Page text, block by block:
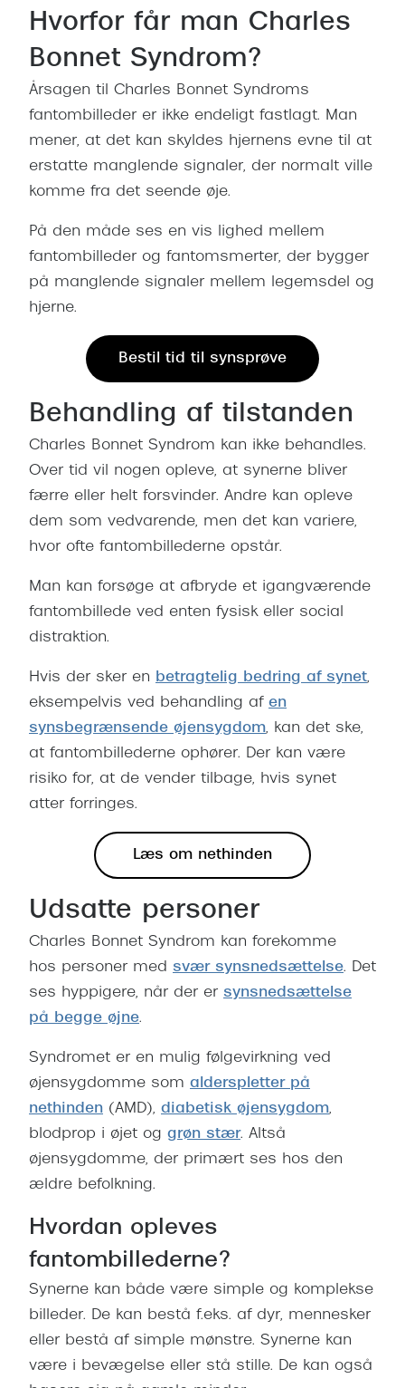
Runde briller
Sorte briller
Pilotbriller
Gennemsigtige briller
Populære brillemærker
Ray-Ban
Oakley
Emporio Armani
Hugo Boss
Ralph Lauren
Polo Ralph Lauren
Coach
Vogue
Skaga
Peak Performance
Armani Exchange
Björn Borg
Eksklusive brillemærker
Moncler
Burberry
Saint Laurent
Versace
Persol
Giorgio Armani
Michael Kors
Miu Miu
Tiffany & Co.
Gucci
Versace
Jimmy
Form
Ovale
Brune
Hvorfor får man Charles
Bonnet Syndrom?
Årsagen til Charles Bonnet Syndroms
fantombilleder er ikke endeligt fastlagt. Man
mener, at det kan skyldes hjernens evne til at
erstatte manglende signaler, der normalt ville
komme fra det seende øje.
På den måde ses en vis lighed mellem
fantombilleder og fantomsmerter, der bygger
på manglende signaler mellem legemsdel og
hjerne.
Bestil tid til synsprøve
Behandling af tilstanden
Charles Bonnet Syndrom kan ikke behandles.
Over tid vil nogen opleve, at synerne bliver
færre eller helt forsvinder. Andre kan opleve
dem som vedvarende, men det kan variere,
hvor ofte fantombillederne opstår.
Man kan forsøge at afbryde et igangværende
fantombillede ved enten fysisk eller social
distraktion.
Hvis der sker en betragtelig bedring af synet,
eksempelvis ved behandling af en
synsbegrænsende øjensygdom, kan det ske,
at fantombillederne ophører. Der kan være
risiko for, at de vender tilbage, hvis synet
atter forringes.
Læs om nethinden
Udsatte personer
Charles Bonnet Syndrom kan forekomme
hos personer med svær synsnedsættelse. Det
ses hyppigere, når der er synsnedsættelse
på begge øjne.
Syndromet er en mulig følgevirkning ved
øjensygdomme som alderspletter på
nethinden (AMD), diabetisk øjensygdom,
blodprop i øjet og grøn stær. Altså
øjensygdomme, der primært ses hos den
ældre befolkning.
Hvordan opleves
fantombillederne?
Synerne kan både være simple og komplekse
billeder. De kan bestå f.eks. af dyr, mennesker
eller bestå af simple mønstre. Synerne kan
være i bevægelse eller stå stille. De kan også